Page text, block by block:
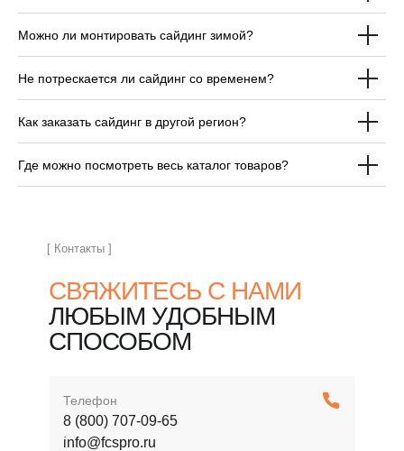
ОТВЕЧАЕМ НА
ЧАСТЫЕ ВОПРОСЫ
ПЕРЕД ПОКУПКОЙ
САЙДИНГА
Можно ли монтировать сайдинг зимой?
Не потрескается ли сайдинг со временем?
Как заказать сайдинг в другой регион?
Где можно посмотреть весь каталог товаров?
Телефон
8 (800) 707-09-65
info@fcspro.ru
СВЯЖИТЕСЬ С НАМИ
ЛЮБЫМ УДОБНЫМ
СПОСОБОМ
[ Контакты ]